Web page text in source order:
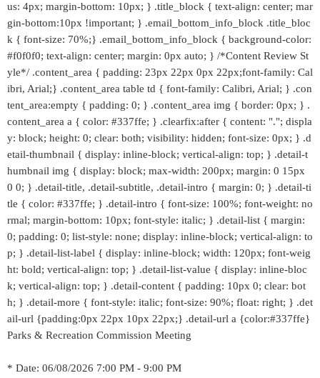
us: 4px; margin-bottom: 10px; } .title_block { text-align: center; mar
gin-bottom:10px !important; } .email_bottom_info_block .title_bloc
k { font-size: 70%;} .email_bottom_info_block { background-color:
#f0f0f0; text-align: center; margin: 0px auto; } /*Content Review St
yle*/ .content_area { padding: 23px 22px 0px 22px;font-family: Cal
ibri, Arial;} .content_area table td { font-family: Calibri, Arial; } .con
tent_area:empty { padding: 0; } .content_area img { border: 0px; } .
content_area a { color: #337ffe; } .clearfix:after { content: "."; displa
y: block; height: 0; clear: both; visibility: hidden; font-size: 0px; } .d
etail-thumbnail { display: inline-block; vertical-align: top; } .detail-t
humbnail img { display: block; max-width: 200px; margin: 0 15px
0 0; } .detail-title, .detail-subtitle, .detail-intro { margin: 0; } .detail-ti
tle { color: #337ffe; } .detail-intro { font-size: 100%; font-weight: no
rmal; margin-bottom: 10px; font-style: italic; } .detail-list { margin:
0; padding: 0; list-style: none; display: inline-block; vertical-align: to
p; } .detail-list-label { display: inline-block; width: 120px; font-weig
ht: bold; vertical-align: top; } .detail-list-value { display: inline-bloc
k; vertical-align: top; } .detail-content { padding: 10px 0; clear: bot
h; } .detail-more { font-style: italic; font-size: 90%; float: right; } .det
ail-url {padding:0px 22px 10px 22px;} .detail-url a {color:#337ffe}
Parks & Recreation Commission Meeting
* Date: 06/08/2026 7:00 PM - 9:00 PM